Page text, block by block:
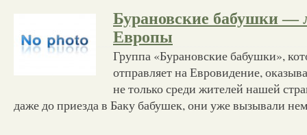
Бурановские бабушки —
Европы
Группа «Бурановские бабушки»,
отправляет на Евровидение,
не только среди жителей нашей
даже до приезда в Баку бабушек, они уже вызывали